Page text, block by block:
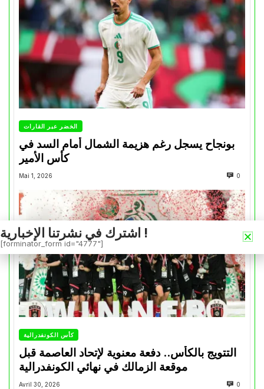
الخضر عبر القارات
بونجاح يسجل رغم هزيمة الشمال أمام السد في
كأس الأمير
Mai 1, 2026 0
كأس الكونفدرالية
التتويج بالكأس.. دفعة معنوية لإتحاد العاصمة قبل
موقعة الزمالك في نهائي الكونفدرالية
Avril 30, 2026 0
اشترك في نشرتنا الإخبارية !
[forminator_form id="4777"]